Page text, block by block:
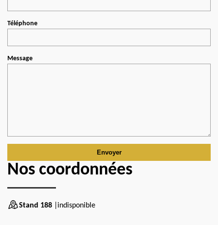
Téléphone
Message
Nos coordonnées
Stand 188 |indisponible